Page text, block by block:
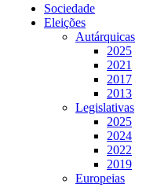
Sociedade
Eleições
Autárquicas
2025
2021
2017
2013
Legislativas
2025
2024
2022
2019
Europeias